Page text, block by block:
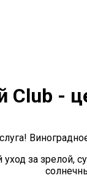
Club -
за